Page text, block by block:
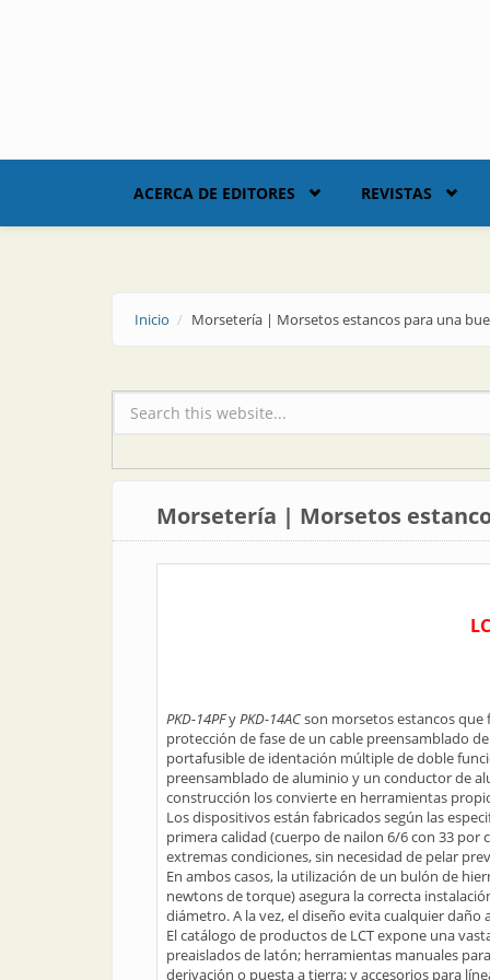
ACERCA DE EDITORES REVISTAS
Inicio Morsetería | Morsetos estancos para una
Formulario de búsqueda
Morsetería | Morsetos
PKD-14PFyPKD-14ACson morsetos estancos que
protección de fase de un cable preensamblado
portafusible de identación múltiple de doble
preensamblado de aluminio y un conductor de
construcción los convierte en herramientas
Los dispositivos están fabricados según las
primera calidad (cuerpo de nailon 6/6 con 33
extremas condiciones, sin necesidad de pelar
En ambos casos, la utilización de un bulón de
newtons de torque) asegura la correcta
diámetro. A la vez, el diseño evita cualquier
El catálogo de productos de LCT expone una
preaislados de latón; herramientas manuales
derivación o puesta a tierra; y accesorios para